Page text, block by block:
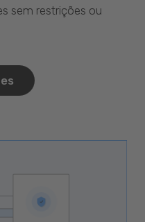
sem restrições ou